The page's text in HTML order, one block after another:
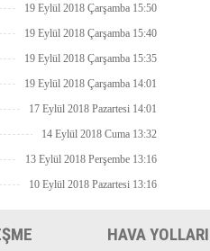
19 Eylül 2018 Çarşamba 15:50
19 Eylül 2018 Çarşamba 15:40
19 Eylül 2018 Çarşamba 15:35
19 Eylül 2018 Çarşamba 14:01
17 Eylül 2018 Pazartesi 14:01
14 Eylül 2018 Cuma 13:32
13 Eylül 2018 Perşembe 13:16
10 Eylül 2018 Pazartesi 13:16
HAVA YOLLARI